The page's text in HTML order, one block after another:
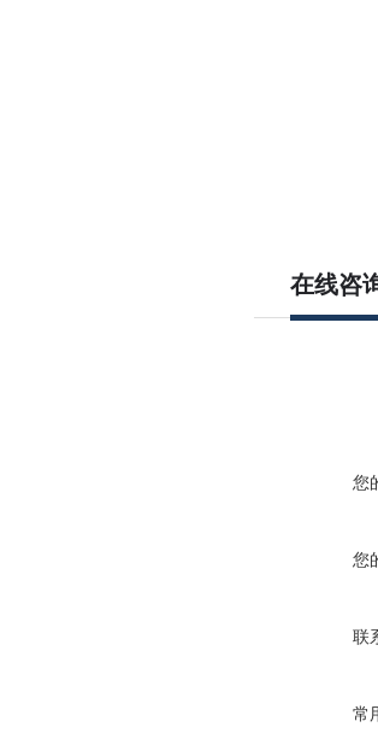
在线咨
您
您
联
常